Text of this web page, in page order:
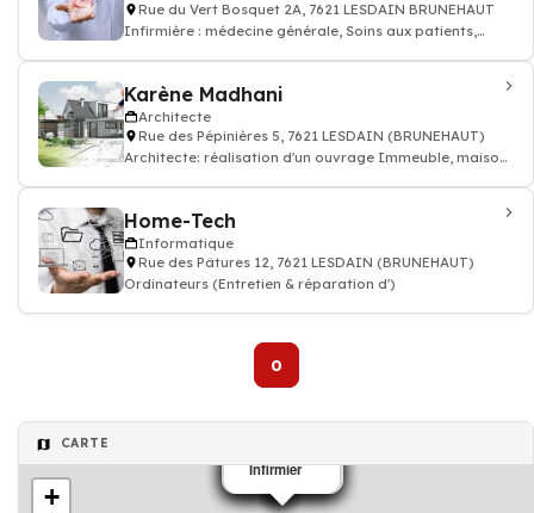
Rue du Vert Bosquet 2A, 7621 LESDAIN BRUNEHAUT
Infirmière : médecine générale, Soins aux patients,
Karène Madhani
Architecte
Rue des Pépinières 5, 7621 LESDAIN (BRUNEHAUT)
Architecte: réalisation d'un ouvrage Immeuble, maison
Home-Tech
Informatique
Rue des Pâtures 12, 7621 LESDAIN (BRUNEHAUT)
Ordinateurs (Entretien & réparation d')
0
CARTE
Pizzeria
Ecole
Médecin
vétérinaire
vétérinaire
Infirmier
+